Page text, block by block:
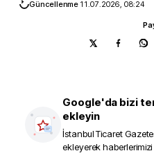
Güncellenme 11.07.2026, 08:24
Google'da bizi
ekleyin
İstanbul Ticaret
ekleyerek